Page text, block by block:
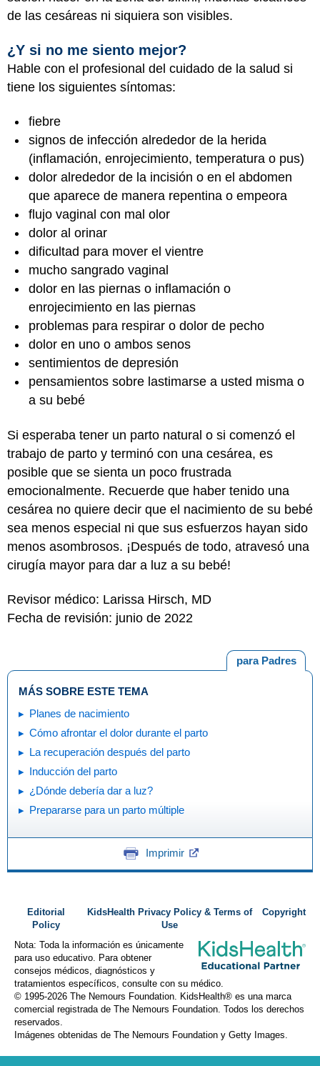
de las cesáreas ni siquiera son visibles.
¿Y si no me siento mejor?
Hable con el profesional del cuidado de la salud si
tiene los siguientes síntomas:
fiebre
signos de infección alrededor de la herida
(inflamación, enrojecimiento, temperatura o pus)
dolor alrededor de la incisión o en el abdomen
que aparece de manera repentina o empeora
flujo vaginal con mal olor
dolor al orinar
dificultad para mover el vientre
mucho sangrado vaginal
dolor en las piernas o inflamación o
enrojecimiento en las piernas
problemas para respirar o dolor de pecho
dolor en uno o ambos senos
sentimientos de depresión
pensamientos sobre lastimarse a usted misma o
a su bebé
Si esperaba tener un parto natural o si comenzó el
trabajo de parto y terminó con una cesárea, es
posible que se sienta un poco frustrada
emocionalmente. Recuerde que haber tenido una
cesárea no quiere decir que el nacimiento de su bebé
sea menos especial ni que sus esfuerzos hayan sido
menos asombrosos. ¡Después de todo, atravesó una
cirugía mayor para dar a luz a su bebé!
Revisor médico: Larissa Hirsch, MD
Fecha de revisión: junio de 2022
para Padres
MÁS SOBRE ESTE TEMA
Planes de nacimiento
Cómo afrontar el dolor durante el parto
La recuperación después del parto
Inducción del parto
¿Dónde debería dar a luz?
Prepararse para un parto múltiple
Imprimir
Editorial
Policy
KidsHealth Privacy Policy & Terms of
Use
Copyright
Nota: Toda la información es únicamente
para uso educativo. Para obtener
consejos médicos, diagnósticos y
tratamientos específicos, consulte con su médico.
© 1995-2026 The Nemours Foundation. KidsHealth® es una marca
comercial registrada de The Nemours Foundation. Todos los derechos
reservados.
Imágenes obtenidas de The Nemours Foundation y Getty Images.